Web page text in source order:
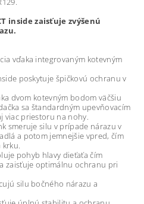
inside zaisťuje zvýšenú
vďaka integrovaným kotevným
poskytuje špičkovú ochranu v
dvom kotevným bodom väčšiu
sa štandardným upevňovacím
viac priestoru na nohy.
smeruje silu v prípade nárazu v
a potom jemnejšie vpred, čím
krku.
pohyb hlavy dieťaťa čím
zaisťuje optimálnu ochranu pri
silu bočného nárazu a